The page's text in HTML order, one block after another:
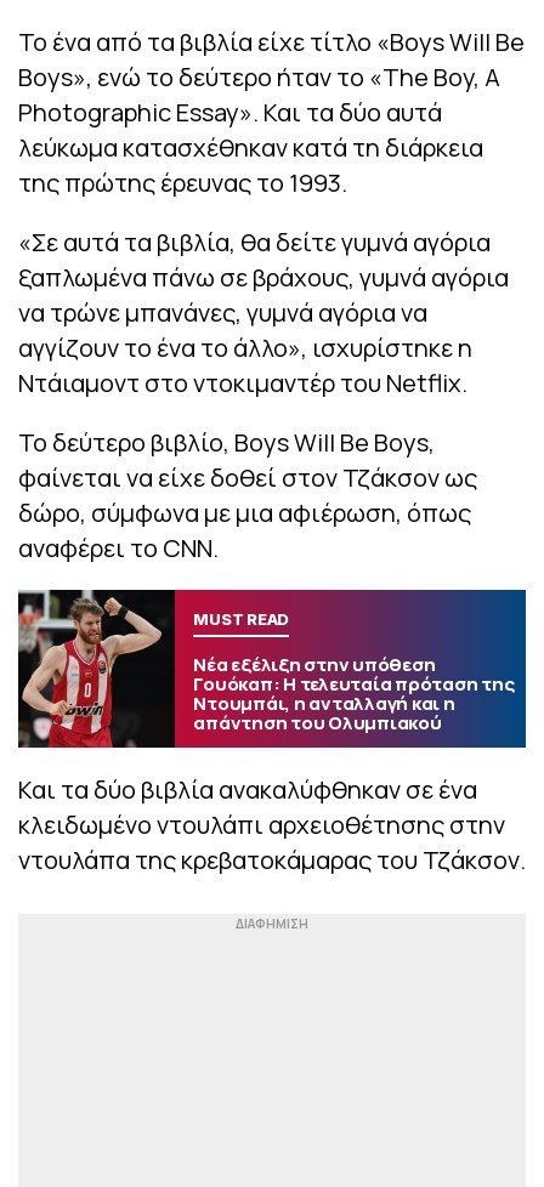
Το ένα από τα βιβλία είχε τίτλο «Boys Will Be
Boys», ενώ το δεύτερο ήταν το «The Boy, A
Photographic Essay». Και τα δύο αυτά
λεύκωμα κατασχέθηκαν κατά τη διάρκεια
της πρώτης έρευνας το 1993.
«Σε αυτά τα βιβλία, θα δείτε γυμνά αγόρια
ξαπλωμένα πάνω σε βράχους, γυμνά αγόρια
να τρώνε μπανάνες, γυμνά αγόρια να
αγγίζουν το ένα το άλλο», ισχυρίστηκε η
Ντάιαμοντ στο ντοκιμαντέρ του Netflix.
Το δεύτερο βιβλίο, Boys Will Be Boys,
φαίνεται να είχε δοθεί στον Τζάκσον ως
δώρο, σύμφωνα με μια αφιέρωση, όπως
αναφέρει το CNN.
MUST READ
Νέα εξέλιξη στην υπόθεση
Γουόκαπ: Η τελευταία πρόταση της
Ντουμπάι, η ανταλλαγή και η
απάντηση του Ολυμπιακού
Και τα δύο βιβλία ανακαλύφθηκαν σε ένα
κλειδωμένο ντουλάπι αρχειοθέτησης στην
ντουλάπα της κρεβατοκάμαρας του Τζάκσον.